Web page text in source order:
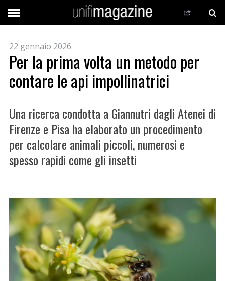
22 gennaio 2026
Per la prima volta un metodo per
contare le api impollinatrici
Una ricerca condotta a Giannutri dagli Atenei di
Firenze e Pisa ha elaborato un procedimento
per calcolare animali piccoli, numerosi e
spesso rapidi come gli insetti